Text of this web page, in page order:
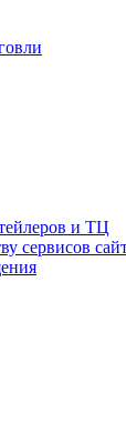
и ТЦ
сервисов